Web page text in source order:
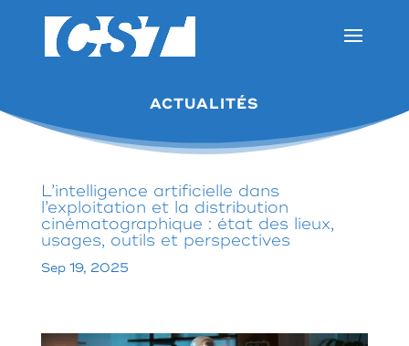
ACTUALITÉS
L’intelligence artificielle dans
l’exploitation et la distribution
cinématographique : état des lieux,
usages, outils et perspectives
Sep 19, 2025